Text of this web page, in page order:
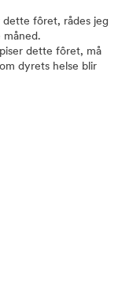
fôret, rådes jeg
dette fôret, må
dyrets helse blir